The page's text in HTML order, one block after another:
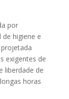
por
higiene e
exigentes de
liberdade de
horas